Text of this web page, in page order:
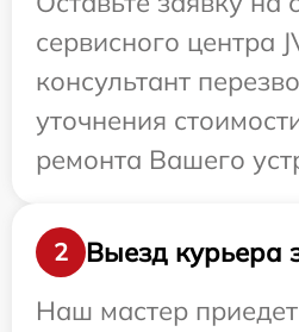
сервисного центра
консультант
уточнения
ремонта Вашего
2
Выезд курьера
Наш мастер